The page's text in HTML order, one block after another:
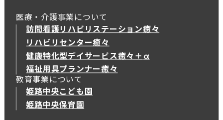
医療・介護事業について
訪問看護リハビリステーション癒々
リハビリセンター癒々
健康特化型デイサービス癒々＋ α
健康特化型デイサービス癒々＋
福祉用具プランナー癒々
教育事業について
姫路中央こども園
姫路中央保育園